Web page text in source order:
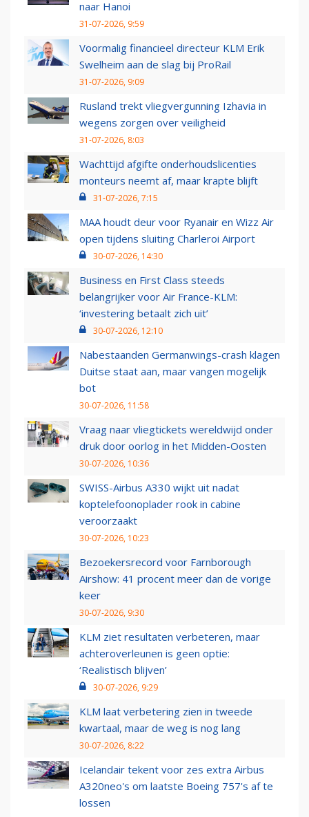
naar Hanoi
31-07-2026, 9:59
Voormalig financieel directeur KLM Erik
Swelheim aan de slag bij ProRail
31-07-2026, 9:09
Rusland trekt vliegvergunning Izhavia in
wegens zorgen over veiligheid
31-07-2026, 8:03
Wachttijd afgifte onderhoudslicenties
monteurs neemt af, maar krapte blijft
31-07-2026, 7:15
MAA houdt deur voor Ryanair en Wizz Air
open tijdens sluiting Charleroi Airport
30-07-2026, 14:30
Business en First Class steeds
belangrijker voor Air France-KLM:
‘investering betaalt zich uit’
30-07-2026, 12:10
Nabestaanden Germanwings-crash klagen
Duitse staat aan, maar vangen mogelijk
bot
30-07-2026, 11:58
Vraag naar vliegtickets wereldwijd onder
druk door oorlog in het Midden-Oosten
30-07-2026, 10:36
SWISS-Airbus A330 wijkt uit nadat
koptelefoonoplader rook in cabine
veroorzaakt
30-07-2026, 10:23
Bezoekersrecord voor Farnborough
Airshow: 41 procent meer dan de vorige
keer
30-07-2026, 9:30
KLM ziet resultaten verbeteren, maar
achteroverleunen is geen optie:
‘Realistisch blijven’
30-07-2026, 9:29
KLM laat verbetering zien in tweede
kwartaal, maar de weg is nog lang
30-07-2026, 8:22
Icelandair tekent voor zes extra Airbus
A320neo's om laatste Boeing 757's af te
lossen